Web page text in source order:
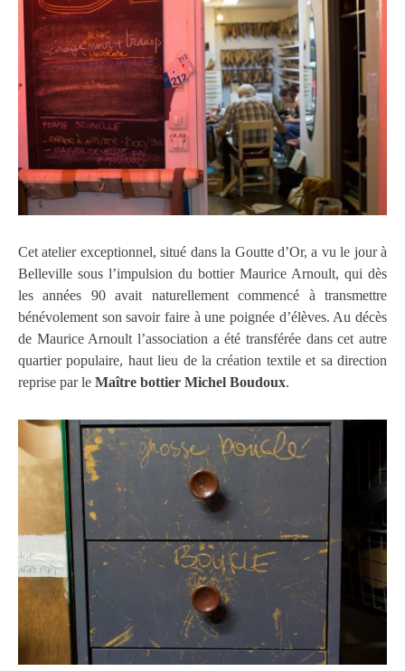
Cet atelier exceptionnel, situé dans la Goutte d’Or, a vu le jour à
Belleville sous l’impulsion du bottier Maurice Arnoult, qui dès
les années 90 avait naturellement commencé à transmettre
bénévolement son savoir faire à une poignée d’élèves. Au décès
de Maurice Arnoult l’association a été transférée dans cet autre
quartier populaire, haut lieu de la création textile et sa direction
reprise par le Maître bottier Michel Boudoux.